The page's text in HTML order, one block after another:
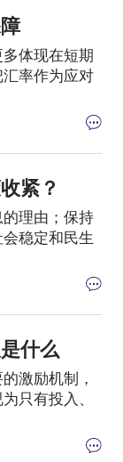
体现在短期
率作为应对
紧？
理由；保持
稳定和民生
什么
激励机制，
只有投入、